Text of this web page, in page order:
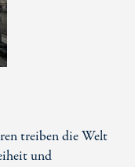
treiben die Welt
und